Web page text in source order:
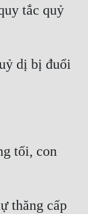
tắc quỷ
dị bị đuổi
tối, con
thăng cấp